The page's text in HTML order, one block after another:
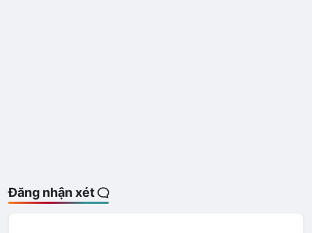
Đăng nhận xét